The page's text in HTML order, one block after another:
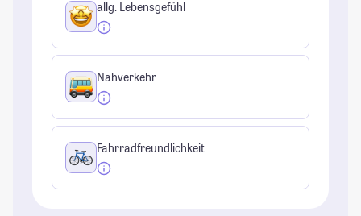
allg. Lebensgefühl
Nahverkehr
Fahrradfreundlichkeit